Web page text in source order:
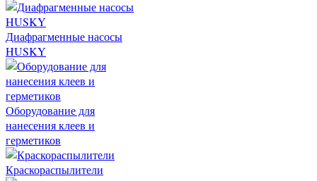
Диафрагменные насосы
HUSKY
Оборудование для
нанесения клеев и
герметиков
Краскораспылители